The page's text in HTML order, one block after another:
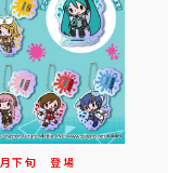
月下旬 登場